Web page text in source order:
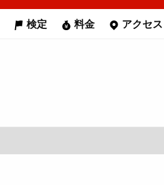
検定 料金 アクセス